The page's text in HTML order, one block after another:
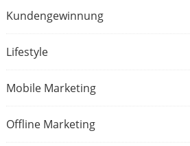
Kundengewinnung
Lifestyle
Mobile Marketing
Offline Marketing